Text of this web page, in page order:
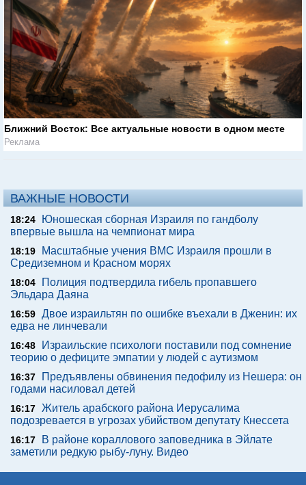
Ближний Восток: Все актуальные новости в одном месте
Реклама
ВАЖНЫЕ НОВОСТИ
18:24
Юношеская сборная Израиля по гандболу
впервые вышла на чемпионат мира
18:19
Масштабные учения ВМС Израиля прошли в
Средиземном и Красном морях
18:04
Полиция подтвердила гибель пропавшего
Эльдара Даяна
16:59 Двое израильтян по ошибке въехали в Дженин: их
едва не линчевали
16:48
Израильские психологи поставили под сомнение
теорию о дефиците эмпатии у людей с аутизмом
16:37
Предъявлены обвинения педофилу из Нешера: он
годами насиловал детей
16:17 Житель арабского района Иерусалима
подозревается в угрозах убийством депутату Кнессета
16:17
В районе кораллового заповедника в Эйлате
заметили редкую рыбу-луну. Видео